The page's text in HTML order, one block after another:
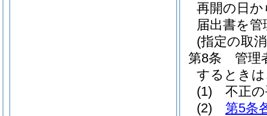
再開の日
届出書を
(指定の取
第8条
管理
するとき
(1)
不正
(2)
第5条